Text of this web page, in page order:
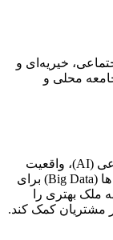
خیریه‌ای و
محلی و
استفاده از فناوری های جدید نظیر هوش مصنوعی (AI)، واقعیت
مجازی (VR)، واقعیت افزوده (AR) و کلان‌داده ها (Big Data) برای
ملک بهتری را
مشتریان کمک کند.